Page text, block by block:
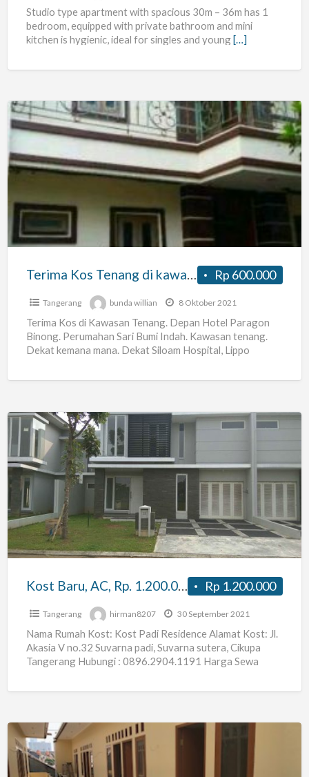
Studio type apartment with spacious 30m – 36m has 1
bedroom, equipped with private bathroom and mini
kitchen is hygienic, ideal for singles and young[…]
Terima
Kos
Tenang
kawasan
Karawaci
Rp 600.000
Terima Kos Tenang di kawasan Karawaci
Tangerang bunda willian 8 Oktober 2021
Terima Kos di Kawasan Tenang. Depan Hotel Paragon
Binong. Perumahan Sari Bumi Indah. Kawasan tenang.
Dekat kemana mana. Dekat Siloam Hospital, Lippo
Kost
Baru,
AC,
Rp.
1.200.000.
Suvarna
Padi,
Tangerang
Rp 1.200.000
Kost Baru, AC, Rp. 1.200.000. Suvarna Padi, Cikupa, Tangerang
Tangerang hirman8207 30 September 2021
Nama Rumah Kost: Kost Padi Residence Alamat Kost: Jl.
Akasia V no.32 Suvarna padi, Suvarna sutera, Cikupa
Tangerang Hubungi : 0896.2904.1191 Harga Sewa
kontrakan